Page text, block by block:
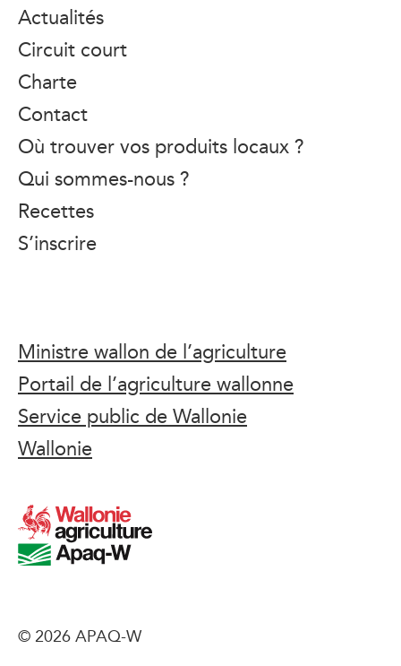
Actualités
Circuit court
Charte
Contact
Où trouver vos produits locaux ?
Qui sommes-nous ?
Recettes
S’inscrire
Ministre wallon de l’agriculture
Portail de l’agriculture wallonne
Service public de Wallonie
Wallonie
© 2026 APAQ-W